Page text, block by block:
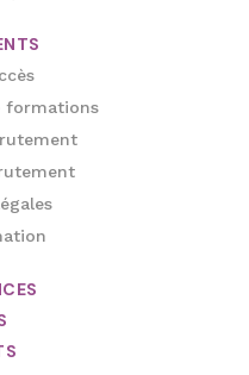
formations